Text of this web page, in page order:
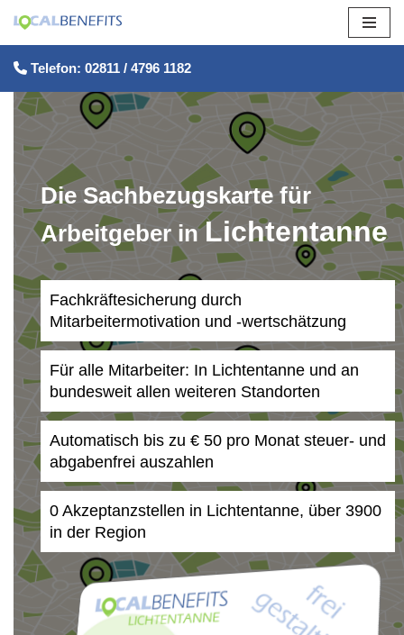
Zum
Inhalt
springen
Telefon: 02811 / 4796 1182
Die Sachbezugskarte für
Arbeitgeber inLichtentanne
Fachkräftesicherung durch
Mitarbeitermotivation und -wertschätzung
Für alle Mitarbeiter: In Lichtentanne und an
bundesweit allen weiteren Standorten
Automatisch bis zu € 50 pro Monat steuer- und
abgabenfrei auszahlen
0 Akzeptanzstellen in Lichtentanne, über 3900
in der Region